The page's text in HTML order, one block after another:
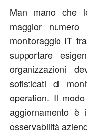
Man mano che
maggior
monitoraggio IT
supportare
organizzazioni
sofisticati di
operation. Il
aggiornamento è
osservabilità